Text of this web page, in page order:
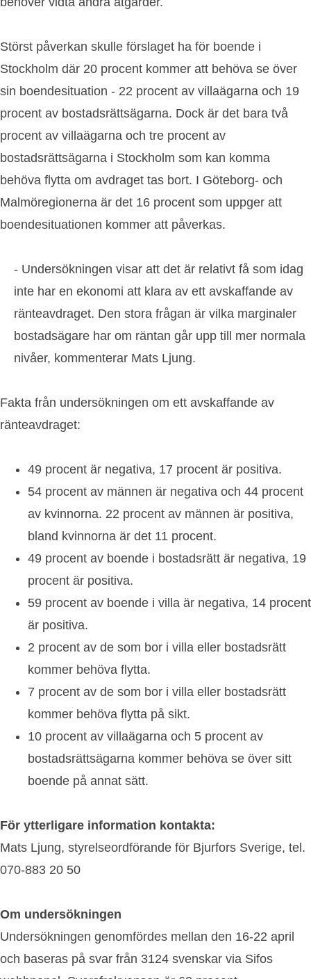
Störst påverkan skulle förslaget ha för boende i
Stockholm där 20 procent kommer att behöva se över
sin boendesituation - 22 procent av villaägarna och 19
procent av bostadsrättsägarna. Dock är det bara två
procent av villaägarna och tre procent av
bostadsrättsägarna i Stockholm som kan komma
behöva flytta om avdraget tas bort. I Göteborg- och
Malmöregionerna är det 16 procent som uppger att
boendesituationen kommer att påverkas.
- Undersökningen visar att det är relativt få som idag
inte har en ekonomi att klara av ett avskaffande av
ränteavdraget. Den stora frågan är vilka marginaler
bostadsägare har om räntan går upp till mer normala
nivåer, kommenterar Mats Ljung.
Fakta från undersökningen om ett avskaffande av
ränteavdraget:
49 procent är negativa, 17 procent är positiva.
54 procent av männen är negativa och 44 procent
av kvinnorna. 22 procent av männen är positiva,
bland kvinnorna är det 11 procent.
49 procent av boende i bostadsrätt är negativa, 19
procent är positiva.
59 procent av boende i villa är negativa, 14 procent
är positiva.
2 procent av de som bor i villa eller bostadsrätt
kommer behöva flytta.
7 procent av de som bor i villa eller bostadsrätt
kommer behöva flytta på sikt.
10 procent av villaägarna och 5 procent av
bostadsrättsägarna kommer behöva se över sitt
boende på annat sätt.
För ytterligare information kontakta:
Mats Ljung, styrelseordförande för Bjurfors Sverige, tel.
070-883 20 50
Om undersökningen
Undersökningen genomfördes mellan den 16-22 april
och baseras på svar från 3124 svenskar via Sifos